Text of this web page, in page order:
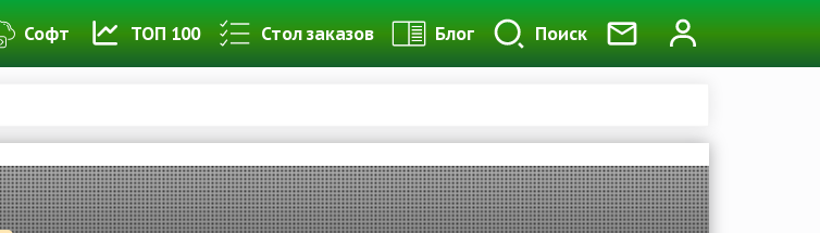
Софт ТОП 100 Стол заказов Блог Поиск